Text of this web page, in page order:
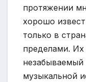
протяжении
хорошо
только в
пределами. Их
музыкальной